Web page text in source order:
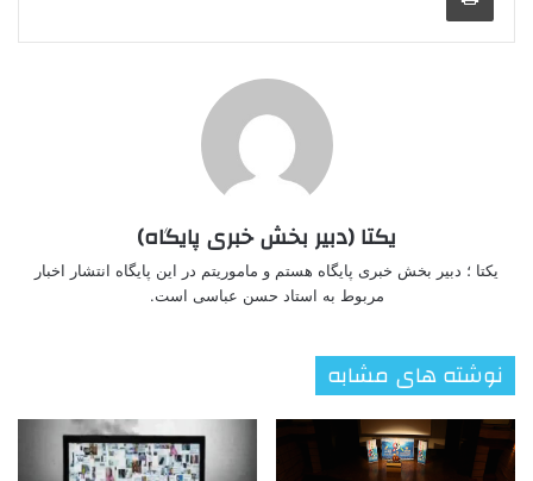
یکتا (دبیر بخش خبری پایگاه)
یکتا ؛ دبیر بخش خبری پایگاه هستم و ماموریتم در این پایگاه انتشار اخبار
مربوط به استاد حسن عباسی است.
نوشته های مشابه